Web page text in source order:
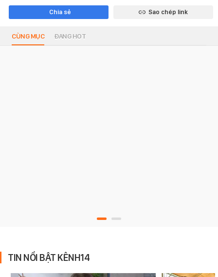
Chia sẻ Sao chép link
CÙNG MỤC ĐANG HOT
TIN NỔI BẬT KÊNH14